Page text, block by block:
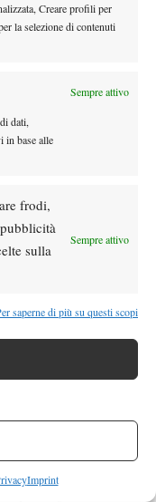
Creare profili per
la selezione di contenuti
Sempre attivo
dati,
in base alle
frodi,
sulla
Sempre attivo
saperne di più su questi scopi
Imprint
“.
per la
ITF impone
sono obbligate a non
in questo 2007 ha
se sarà il
che si
febbraio
” E poi
cercare un ulteriore
presto per dire dove
sarà
il mix, come già
ranking Wta ed
se non devo porre
mondo, d’altro canto